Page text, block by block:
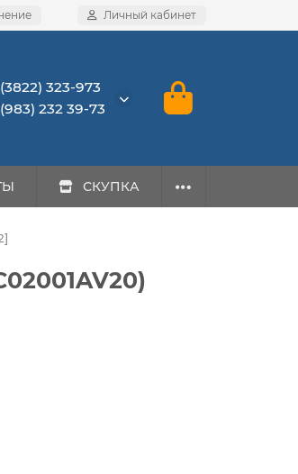
Личный кабинет
323-973
232 39-73
СКУПКА